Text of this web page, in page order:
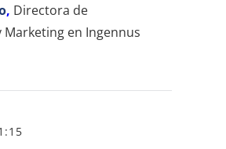
, Directora de
Marketing en Ingennus